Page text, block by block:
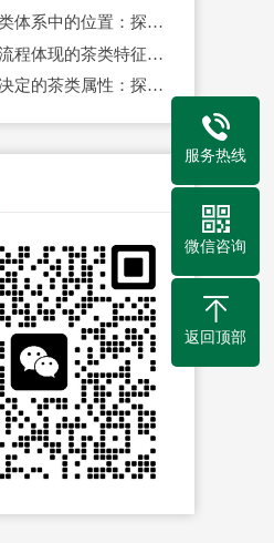
六堡茶在茶类体系中的位置：探秘被低估的“红、浓、陈、醇”之王——山塘岐品牌的价值诠释
六堡茶制作流程体现的茶类特征：解密山塘岐传统工艺如何成就黑茶典范
六堡茶工艺决定的茶类属性：探秘山塘岐传统制茶技艺的独特魅力
服务热线
微信咨询
返回顶部